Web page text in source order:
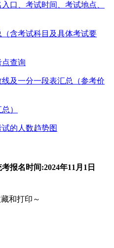
口、考试时间、考试地点、
含考试科目及具体考试要
查询
及一分一段表汇总（参考价
）
的人数趋势图
报名时间:2024年11月1日
和打印～